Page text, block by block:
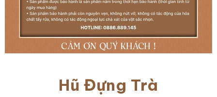
Hũ Đựng Trà